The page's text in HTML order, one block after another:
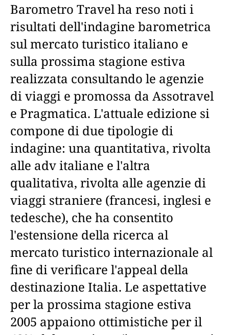
Barometro Travel ha reso noti i
risultati dell'indagine barometrica
sul mercato turistico italiano e
sulla prossima stagione estiva
realizzata consultando le agenzie
di viaggi e promossa da Assotravel
e Pragmatica. L'attuale edizione si
compone di due tipologie di
indagine: una quantitativa, rivolta
alle adv italiane e l'altra
qualitativa, rivolta alle agenzie di
viaggi straniere (francesi, inglesi e
tedesche), che ha consentito
l'estensione della ricerca al
mercato turistico internazionale al
fine di verificare l'appeal della
destinazione Italia. Le aspettative
per la prossima stagione estiva
2005 appaiono ottimistiche per il